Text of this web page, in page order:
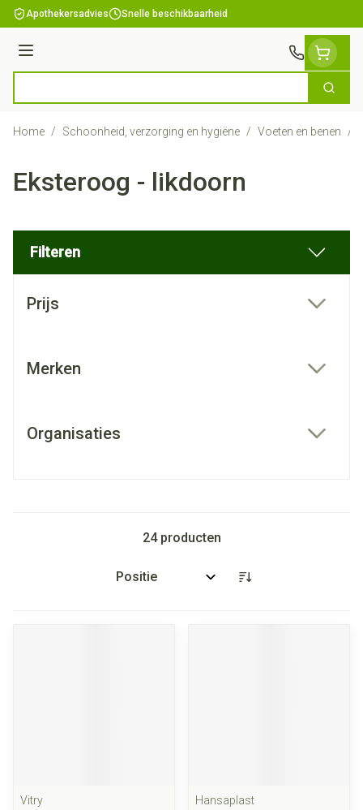
Ga naar de inhoud
Apothekersadvies Snelle beschikbaarheid
Menu
Zoek
Home / Schoonheid, verzorging en hygiëne / Voeten en benen /
Eksteroog - likdoorn
Filteren
Prijs
Merken
Organisaties
24producten
Sorteer op:
Vitry
Hansaplast